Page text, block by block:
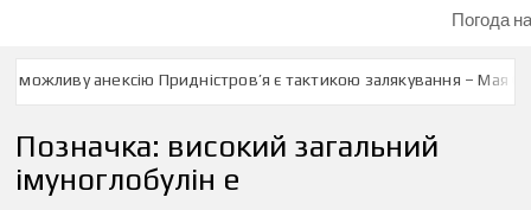
Погода
можливу анексію Придністров’я є тактикою залякування – Мая
Позначка: високий загальний
імуноглобулін е